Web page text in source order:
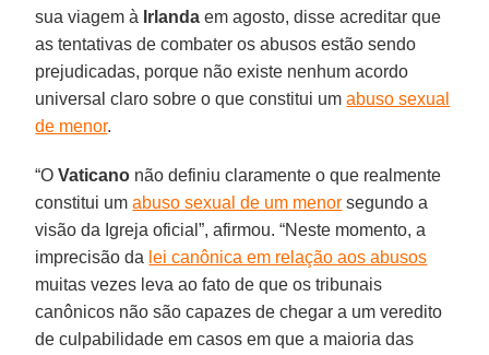
sua viagem à Irlanda em agosto, disse acreditar que
as tentativas de combater os abusos estão sendo
prejudicadas, porque não existe nenhum acordo
universal claro sobre o que constitui umabuso sexual
de menor.
“OVaticano não definiu claramente o que realmente
constitui umabuso sexual de um menor segundo a
visão da Igreja oficial”, afirmou. “Neste momento, a
imprecisão da lei canônica em relação aos abusos
muitas vezes leva ao fato de que os tribunais
canônicos não são capazes de chegar a um veredito
de culpabilidade em casos em que a maioria das